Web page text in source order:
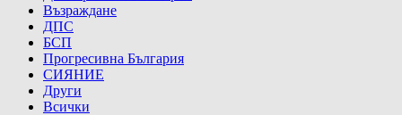
Възраждане
ДПС
БСП
Прогресивна България
СИЯНИЕ
Други
Всички